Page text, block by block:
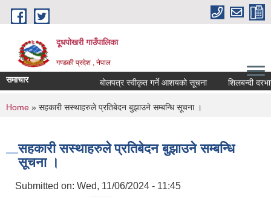
Skip to main content
दूधपोखरी गाउँपालिका
गण्डकी प्रदेश , नेपाल
समाचार बोलपत्र स्वीकृत गर्ने आशयको सूचना शिलबन्दी
You are here
Home » सहकारी सस्थाहरुले प्रतिबेदन बुझाउने सम्बन्धि सूचना ।
सहकारी सस्थाहरुले प्रतिबेदन बुझाउने सम्बन्धि
सूचना ।
Submitted on: Wed, 11/06/2024 - 11:45